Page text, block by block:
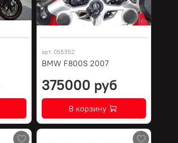
арт. 055352
BMW F800S 2007
375000 руб
В корзину